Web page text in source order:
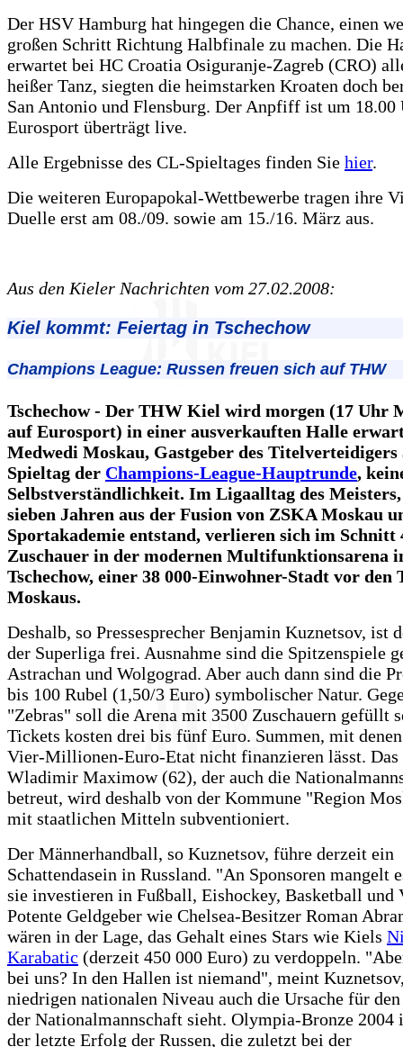
Der HSV Hamburg hat hingegen die Chance, einen
großen Schritt Richtung Halbfinale zu machen. Die
erwartet bei HC Croatia Osiguranje-Zagreb (CRO)
heißer Tanz, siegten die heimstarken Kroaten doch
San Antonio und Flensburg. Der Anpfiff ist um 18.00
Eurosport überträgt live.
Alle Ergebnisse des CL-Spieltages finden Sie hier.
Die weiteren Europapokal-Wettbewerbe tragen ihre
Duelle erst am 08./09. sowie am 15./16. März aus.
Aus den Kieler Nachrichten vom 27.02.2008:
Kiel kommt: Feiertag in Tschechow
Champions League: Russen freuen sich auf THW
Tschechow - Der THW Kiel wird morgen (17 Uhr
auf Eurosport) in einer ausverkauften Halle
Medwedi Moskau, Gastgeber des
Spieltag der Champions-League-Hauptrunde,
Selbstverständlichkeit. Im Ligaalltag des
sieben Jahren aus der Fusion von ZSKA Moskau
Sportakademie entstand, verlieren sich im Schnitt
Zuschauer in der modernen Multifunktionsarena
Tschechow, einer 38 000-Einwohner-Stadt vor den
Moskaus.
Deshalb, so Pressesprecher Benjamin Kuznetsov, ist
der Superliga frei. Ausnahme sind die Spitzenspiele
Astrachan und Wolgograd. Aber auch dann sind die
bis 100 Rubel (1,50/3 Euro) symbolischer Natur.
"Zebras" soll die Arena mit 3500 Zuschauern gefüllt
Tickets kosten drei bis fünf Euro. Summen, mit
Vier-Millionen-Euro-Etat nicht finanzieren lässt. Das
Wladimir Maximow (62), der auch die
betreut, wird deshalb von der Kommune "Region
mit staatlichen Mitteln subventioniert.
Der Männerhandball, so Kuznetsov, führe derzeit ein
Schattendasein in Russland. "An Sponsoren mangelt
sie investieren in Fußball, Eishockey, Basketball und
Potente Geldgeber wie Chelsea-Besitzer Roman
wären in der Lage, das Gehalt eines Stars wie Kiels
Karabatic (derzeit 450 000 Euro) zu verdoppeln.
bei uns? In den Hallen ist niemand", meint
niedrigen nationalen Niveau auch die Ursache für
der Nationalmannschaft sieht. Olympia-Bronze 2004
der letzte Erfolg der Russen, die zuletzt bei der